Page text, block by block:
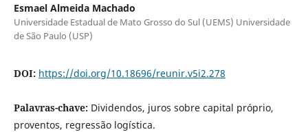
Esmael Almeida Machado
Universidade Estadual de Mato Grosso do Sul (UEMS) Universidade
de São Paulo (USP)
DOI: https://doi.org/10.18696/reunir.v5i2.278
Palavras-chave: Dividendos, juros sobre capital próprio,
proventos, regressão logística.